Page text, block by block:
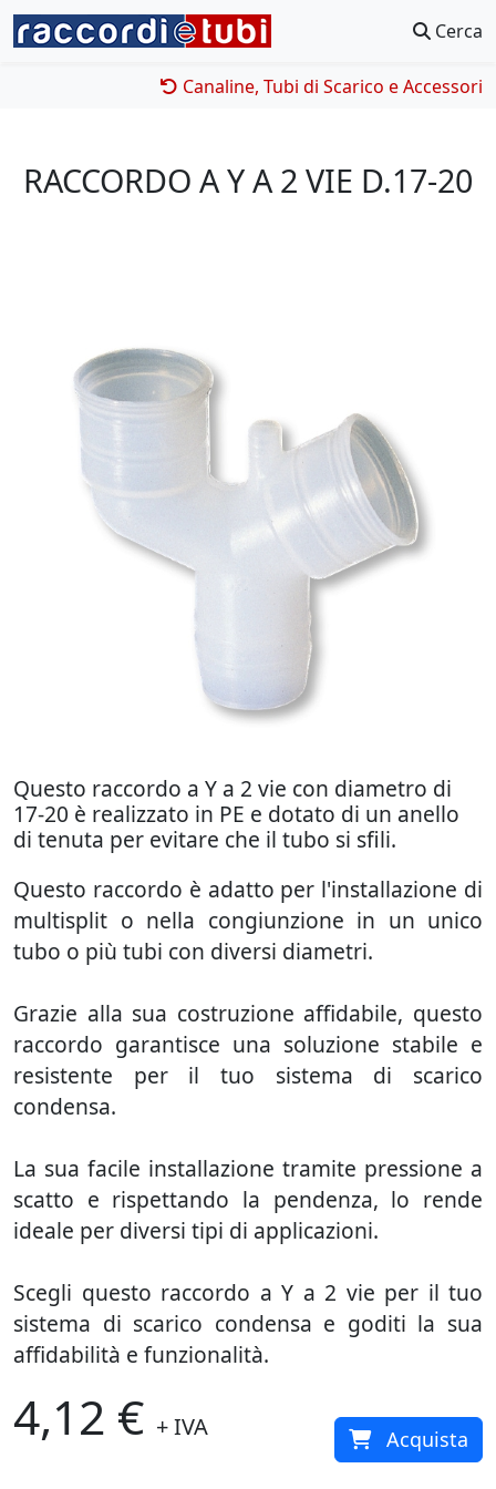
Cerca
Canaline, Tubi di Scarico e Accessori
RACCORDO A Y A 2 VIE D.17-20
Questo raccordo a Y a 2 vie con diametro di
17-20 è realizzato in PE e dotato di un anello
di tenuta per evitare che il tubo si sfili.
Questo raccordo è adatto per l'installazione di
multisplit o nella congiunzione in un unico
tubo o più tubi con diversi diametri.
Grazie alla sua costruzione affidabile, questo
raccordo garantisce una soluzione stabile e
resistente per il tuo sistema di scarico
condensa.
La sua facile installazione tramite pressione a
scatto e rispettando la pendenza, lo rende
ideale per diversi tipi di applicazioni.
Scegli questo raccordo a Y a 2 vie per il tuo
sistema di scarico condensa e goditi la sua
affidabilità e funzionalità.
4,12 € + IVA Acquista